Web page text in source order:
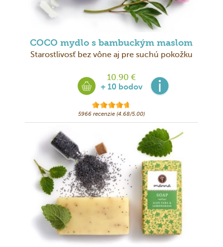
COCO mydlo s bambuckým maslom
Starostlivosť bez vône aj pre suchú pokožku
10.90 €
+ 10 bodov
5966 recenzie (4.68/5.00)